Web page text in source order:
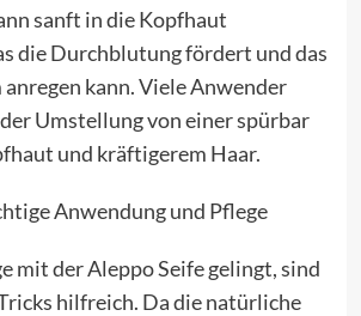
sanft in die Kopfhaut
die Durchblutung fördert und das
kann. Viele Anwender
Umstellung von einer spürbar
und kräftigerem Haar.
Anwendung und Pflege
mit der Aleppo Seife gelingt, sind
hilfreich. Da die natürliche